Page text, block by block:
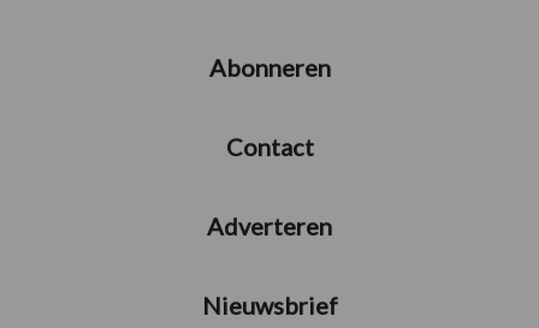
Abonneren
Contact
Adverteren
Nieuwsbrief